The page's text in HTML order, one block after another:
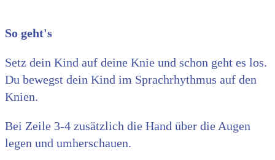
So geht's
Setz dein Kind auf deine Knie und schon geht es los.
Du bewegst dein Kind im Sprachrhythmus auf den
Knien.
Bei Zeile 3-4 zusätzlich die Hand über die Augen
legen und umherschauen.